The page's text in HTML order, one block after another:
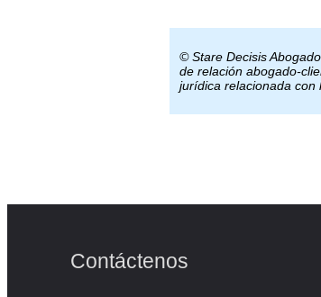
© Stare Decisis
de relación abogado-
jurídica relacionada con
Contáctenos